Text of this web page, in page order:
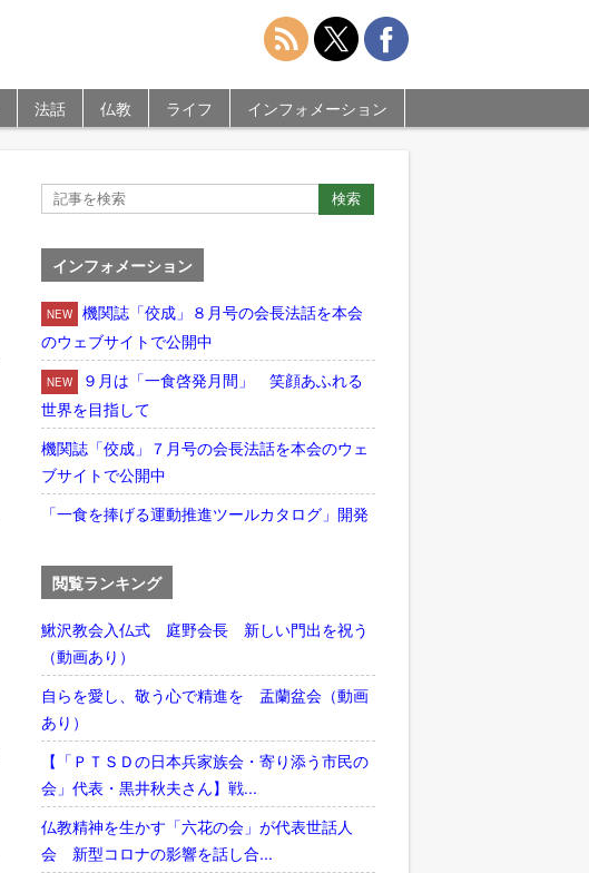
法話 仏教 ライフ インフォメーション
インフォメーション
NEW
機関誌「佼成」８月号の会長法話を本会
のウェブサイトで公開中
NEW
９月は「一食啓発月間」 笑顔あふれる
世界を目指して
機関誌「佼成」７月号の会長法話を本会のウェ
ブサイトで公開中
「一食を捧げる運動推進ツールカタログ」開発
閲覧ランキング
鰍沢教会入仏式 庭野会長 新しい門出を祝う
（動画あり）
自らを愛し、敬う心で精進を 盂蘭盆会（動画
あり）
【「ＰＴＳＤの日本兵家族会・寄り添う市民の
会」代表・黒井秋夫さん】戦...
仏教精神を生かす「六花の会」が代表世話人
会 新型コロナの影響を話し合...